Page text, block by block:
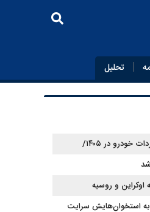
تحلیل
ابلاغ قوانین جدید اسقاط و واردات خودرو در ۱۴۰۵/
اوکراین و روسیه
به استخوان‌هایش سرایت